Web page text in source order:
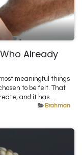
Already
meaningful things
to be felt. That
and it has ...
Brahman